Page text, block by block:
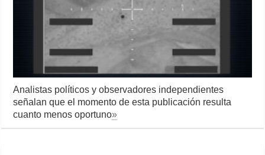
Analistas políticos y observadores independientes
señalan que el momento de esta publicación resulta
cuanto menos oportuno»